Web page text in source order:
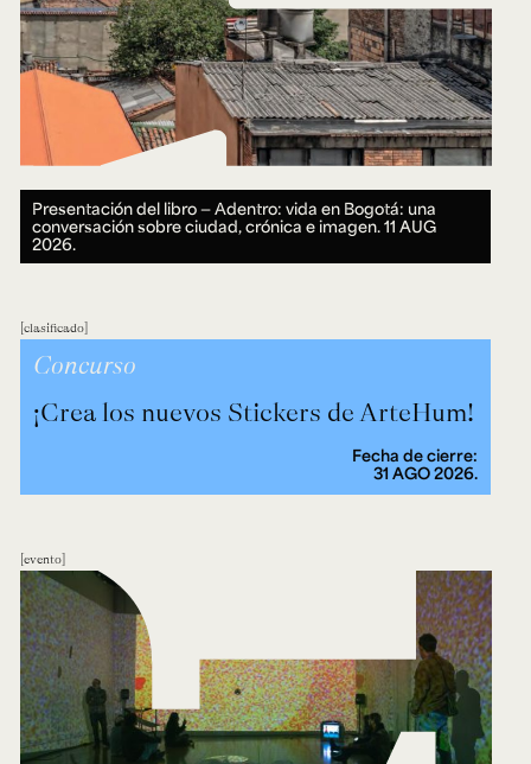
Presentación del libro — Adentro: vida en Bogotá: una
conversación sobre ciudad, crónica e imagen.11 AUG
2026.
clasificado
Concurso
¡Crea los nuevos Stickers de ArteHum!
Fecha de cierre:
31 AGO 2026.
evento